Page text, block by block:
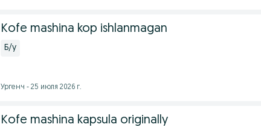
Kofe mashina kop ishlanmagan
Б/у
Ургенч - 25 июля 2026 г.
Kofe mashina kapsula originally